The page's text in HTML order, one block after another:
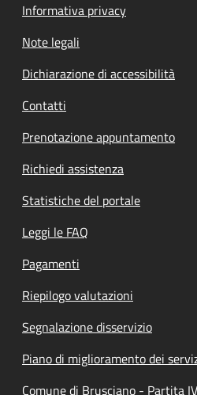
Informativa privacy
Note legali
Dichiarazione di accessibilità
Contatti
Prenotazione appuntamento
Richiedi assistenza
Statistiche del portale
Leggi le FAQ
Pagamenti
Riepilogo valutazioni
Segnalazione disservizio
Piano di miglioramento dei
Comune di Brusciano - Partita